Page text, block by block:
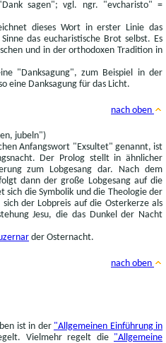
sagen"; vgl. ngr. "evcharisto" =
dieses Wort in erster Linie das
das eucharistische Brot selbst. Es
und in der orthodoxen Tradition in
"Danksagung", zum Beispiel in der
eine Danksagung für das Licht.
nach oben
jubeln")
Anfangswort "Exsultet" genannt, ist
Der Prolog stellt in ähnlicher
zum Lobgesang dar. Nach dem
dann der große Lobgesang auf die
die Symbolik und die Theologie der
der Lobpreis auf die Osterkerze als
Jesu, die das Dunkel der Nacht
der Osternacht.
nach oben
ist in der "Allgemeinen Einführung in
Vielmehr regelt die "Allgemeine